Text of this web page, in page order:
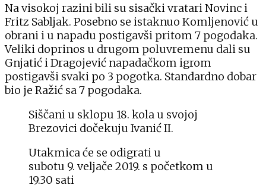
Na visokoj razini bili su sisački vratari Novinc i
Fritz Sabljak. Posebno se istaknuo Komljenović u
obrani i u napadu postigavši pritom 7 pogodaka.
Veliki doprinos u drugom poluvremenu dali su
Gnjatić i Dragojević napadačkom igrom
postigavši svaki po 3 pogotka. Standardno dobar
bio je Ražić sa 7 pogodaka.
Siščani u sklopu 18. kola u svojoj
Brezovici dočekuju Ivanić II.
Utakmica će se odigrati u
subotu 9. veljače 2019. s početkom u
19.30 sati